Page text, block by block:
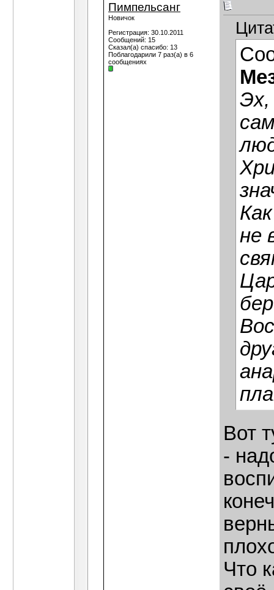
Пимпельсанг
Новичок
Регистрация: 30.10.2011
Сообщений: 15
Сказал(а) спасибо: 13
Поблагодарили 7 раз(а) в 6
сообщениях
Эх,
не
Вот
-
Что